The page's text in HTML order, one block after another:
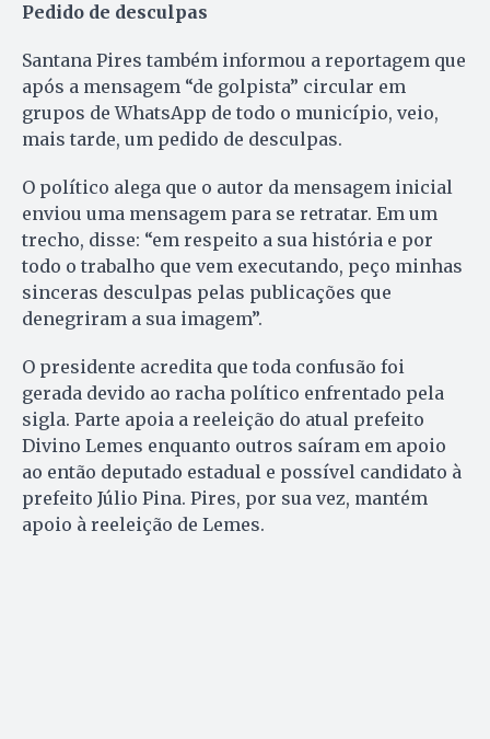
Pedido de desculpas
Santana Pires também informou a reportagem que
após a mensagem “de golpista” circular em
grupos de WhatsApp de todo o município, veio,
mais tarde, um pedido de desculpas.
O político alega que o autor da mensagem inicial
enviou uma mensagem para se retratar. Em um
trecho, disse: “em respeito a sua história e por
todo o trabalho que vem executando, peço minhas
sinceras desculpas pelas publicações que
denegriram a sua imagem”.
O presidente acredita que toda confusão foi
gerada devido ao racha político enfrentado pela
sigla. Parte apoia a reeleição do atual prefeito
Divino Lemes enquanto outros saíram em apoio
ao então deputado estadual e possível candidato à
prefeito Júlio Pina. Pires, por sua vez, mantém
apoio à reeleição de Lemes.